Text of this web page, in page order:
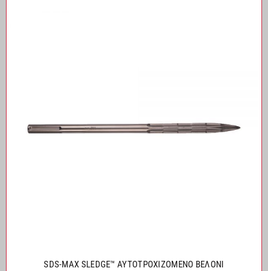
SDS-MAX SLEDGE™ ΑΥΤΟΤΡΟΧΙΖΟΜΕΝΟ ΒΕΛΟΝΙ